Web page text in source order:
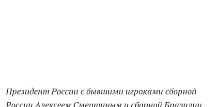
Президент России с бывшими игроками сборной
России Алексеем Смертиным и сборной Бразилии